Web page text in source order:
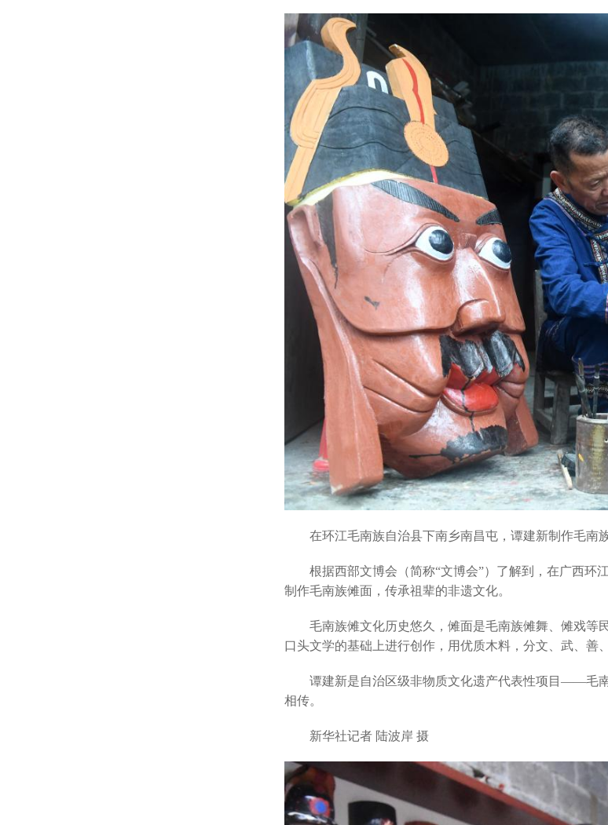
在环江毛南族自治县下南乡南昌屯，谭建新制作毛南族
根据西部文博会（简称“文博会”）了解到， 在广西环
制作毛南族傩面，传承祖辈的非遗文化。
毛南族傩文化历史悠久，傩面是毛南族傩舞、傩戏等
口头文学的基础上进行创作，用优质木料，分文、武、善
谭建新是自治区级非物质文化遗产代表性项目——毛南
相传。
新华社记者 陆波岸 摄